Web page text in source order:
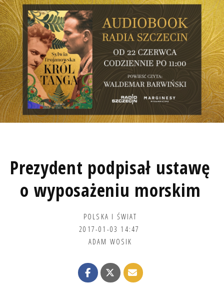
Prezydent podpisał ustawę
o wyposażeniu morskim
POLSKA I ŚWIAT
2017-01-03 14:47
ADAM WOSIK